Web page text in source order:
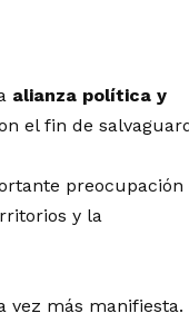
alianza política y
el fin de
preocupación
y la
vez más manifiesta.